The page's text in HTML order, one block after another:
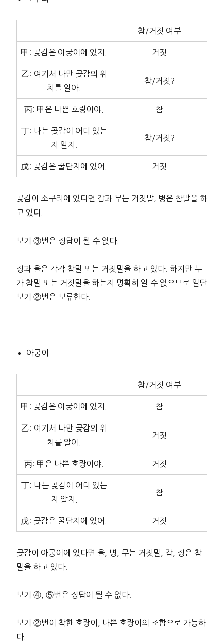
참/거짓 여부
甲: 곶감은 아궁이에 있지. 거짓
乙: 여기서 나만 곶감의 위
치를 알아.
참/거짓?
丙: 甲은 나쁜 호랑이야. 참
丁: 나는 곶감이 어디 있는
지 알지.
참/거짓?
戊: 곶감은 꿀단지에 있어. 거짓
곶감이 소쿠리에 있다면 갑과 무는 거짓말, 병은 참말을 하
고 있다.
보기 ③번은 정답이 될 수 없다.
정과 을은 각각 참말 또는 거짓말을 하고 있다. 하지만 누
가 참말 또는 거짓말을 하는지 명확히 알 수 없으므로 일단
보기 ②번은 보류한다.
아궁이
참/거짓 여부
甲: 곶감은 아궁이에 있지. 참
乙: 여기서 나만 곶감의 위
치를 알아.
거짓
丙: 甲은 나쁜 호랑이야. 거짓
丁: 나는 곶감이 어디 있는
지 알지.
참
戊: 곶감은 꿀단지에 있어. 거짓
곶감이 아궁이에 있다면 을, 병, 무는 거짓말, 갑, 정은 참
말을 하고 있다.
보기 ④, ⑤번은 정답이 될 수 없다.
보기 ②번이 착한 호랑이, 나쁜 호랑이의 조합으로 가능하
다.